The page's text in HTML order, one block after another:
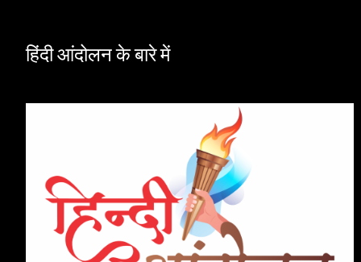
हिंदी आंदोलन के बारे में